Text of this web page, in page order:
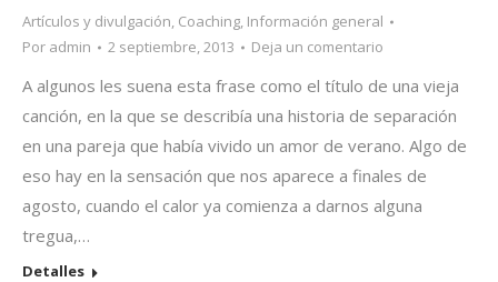
Artículos y divulgación, Coaching, Información general
Por admin 2 septiembre, 2013 Deja un comentario
A algunos les suena esta frase como el título de una vieja
canción, en la que se describía una historia de separación
en una pareja que había vivido un amor de verano. Algo de
eso hay en la sensación que nos aparece a finales de
agosto, cuando el calor ya comienza a darnos alguna
tregua,…
Detalles